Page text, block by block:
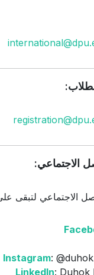
الاجتماعي:
الاجتماعي لتبقى على
Instagram:
LinkedIn: Duhok